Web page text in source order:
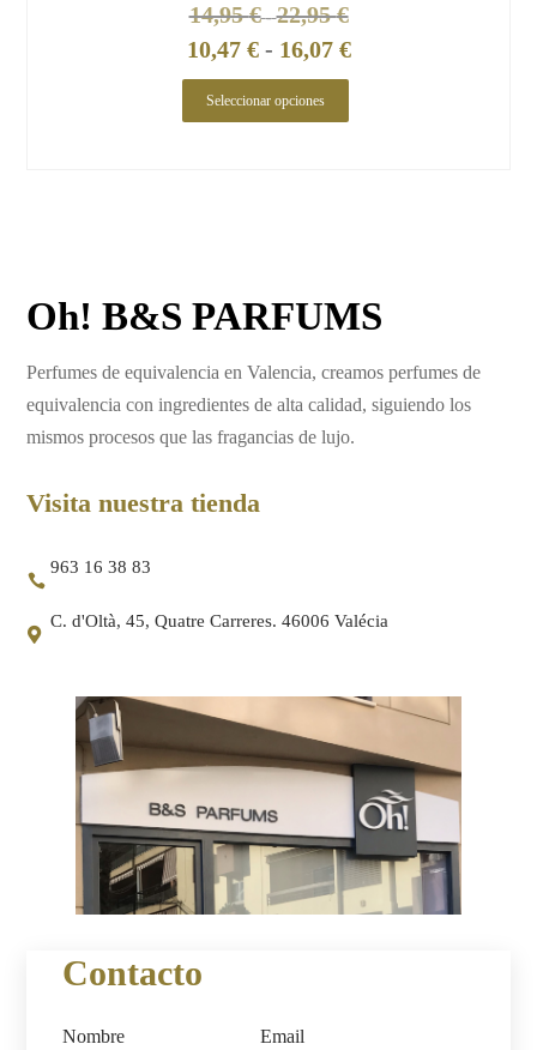
14,95€ - 22,95€
10,47 € - 16,07 €
Seleccionar opciones
Oh! B&S PARFUMS
Perfumes de equivalencia en Valencia, creamos perfumes de
equivalencia con ingredientes de alta calidad, siguiendo los
mismos procesos que las fragancias de lujo.
Visita nuestra tienda
963 16 38 83
C. d'Oltà, 45, Quatre Carreres. 46006 Valécia
Contacto
Nombre Email